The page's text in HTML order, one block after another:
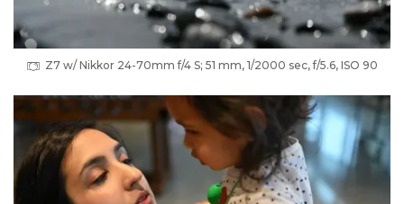
Z7 w/ Nikkor 24-70mm f/4 S; 51 mm, 1/2000 sec, f/5.6, ISO 90